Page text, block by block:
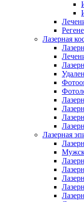
Лазерная
Лазерная